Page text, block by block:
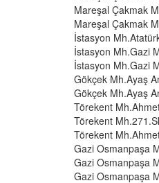
Mareşal Çakmak
Mareşal Çakmak
İstasyon
İstasyon Mh.Gazi
İstasyon Mh.Gazi
Gökçek Mh.Ayaş
Gökçek Mh.Ayaş
Törekent
Törekent
Törekent
Gazi Osmanpaşa
Gazi Osmanpaşa
Gazi Osmanpaşa